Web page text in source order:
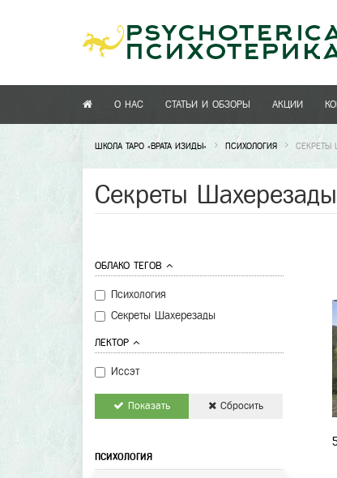
О НАС СТАТЬИ И ОБЗОРЫ АКЦИИ
ШКОЛА ТАРО «ВРАТА ИЗИДЫ» ПСИХОЛОГИЯ СЕКРЕТЫ
Секреты Шахерезады
ОБЛАКО ТЕГОВ
Психология
Секреты Шахерезады
ЛЕКТОР
Иссэт
Показать Сбросить
ПСИХОЛОГИЯ